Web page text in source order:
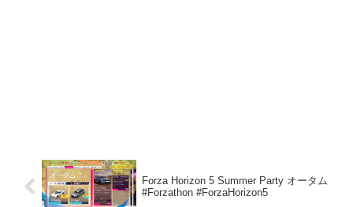
Forza Horizon 5 Summer Party オータム
#Forzathon #ForzaHorizon5